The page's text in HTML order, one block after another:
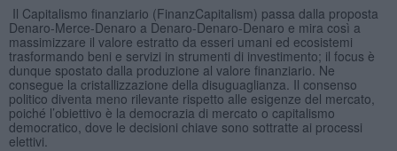
Il Capitalismo finanziario (FinanzCapitalism) passa dalla proposta
Denaro-Merce-Denaro a Denaro-Denaro-Denaro e mira così a
massimizzare il valore estratto da esseri umani ed ecosistemi
trasformando beni e servizi in strumenti di investimento; il focus è
dunque spostato dalla produzione al valore finanziario. Ne
consegue la cristallizzazione della disuguaglianza. Il consenso
politico diventa meno rilevante rispetto alle esigenze del mercato,
poiché l’obiettivo è la democrazia di mercato o capitalismo
democratico, dove le decisioni chiave sono sottratte ai processi
elettivi.